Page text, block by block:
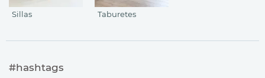
Sillas Taburetes
#hashtags